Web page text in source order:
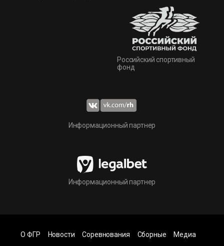
Российский спортивный
фонд
Информационный партнер
Информационный партнер
О ФГР Новости Соревнования Сборные
Медиа